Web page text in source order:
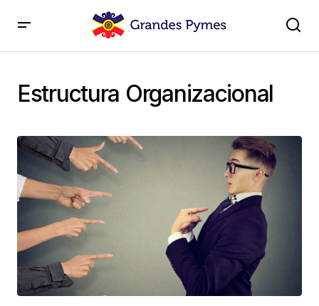
Estructura Organizacional